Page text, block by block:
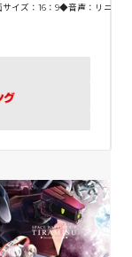
イズ：16：9◆音声：リニア